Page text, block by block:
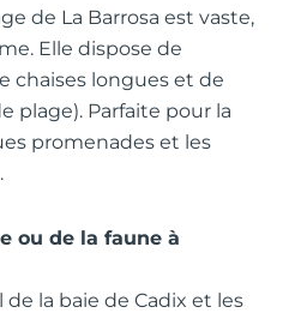
de La Barrosa est vaste,
Elle dispose de
chaises longues et de
plage). Parfaite pour la
promenades et les
ou de la faune à
la baie de Cadix et les